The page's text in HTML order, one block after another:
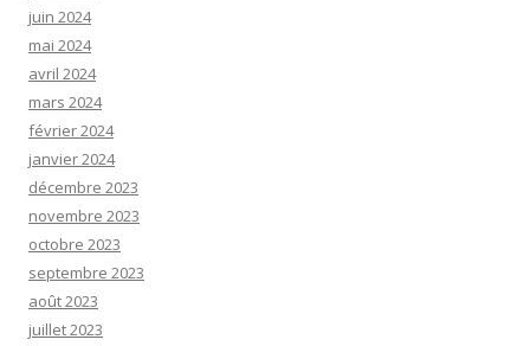
juin 2024
mai 2024
avril 2024
mars 2024
février 2024
janvier 2024
décembre 2023
novembre 2023
octobre 2023
septembre 2023
août 2023
juillet 2023